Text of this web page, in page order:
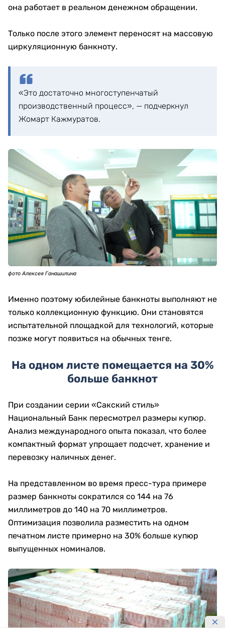
она работает в реальном денежном обращении.
Только после этого элемент переносят на массовую
циркуляционную банкноту.
«Это достаточно многоступенчатый
производственный процесс», — подчеркнул
Жомарт Кажмуратов.
фото Алексея Ганашилина
Именно поэтому юбилейные банкноты выполняют не
только коллекционную функцию. Они становятся
испытательной площадкой для технологий, которые
позже могут появиться на обычных тенге.
На одном листе помещается на 30%
больше банкнот
При создании серии «Сакский стиль»
Национальный Банк пересмотрел размеры купюр.
Анализ международного опыта показал, что более
компактный формат упрощает подсчет, хранение и
перевозку наличных денег.
На представленном во время пресс-тура примере
размер банкноты сократился со 144 на 76
миллиметров до 140 на 70 миллиметров.
Оптимизация позволила разместить на одном
печатном листе примерно на 30% больше купюр
выпущенных номиналов.